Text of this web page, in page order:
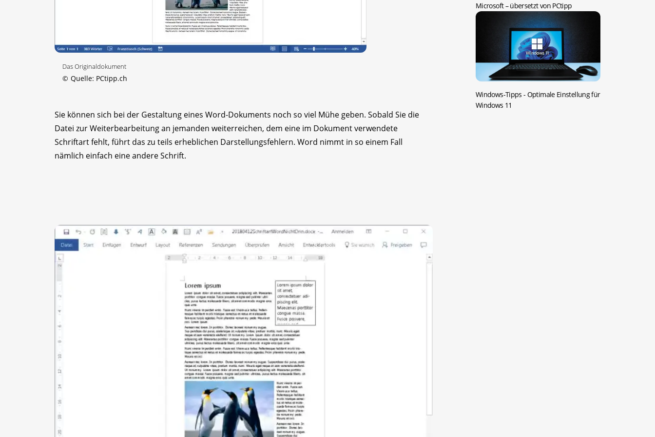
Das Originaldokument
© Quelle: PCtipp.ch
Sie können sich bei der Gestaltung eines Word-Dokuments noch so viel Mühe geben. Sobald Sie die
Datei zur Weiterbearbeitung an jemanden weiterreichen, dem eine im Dokument verwendete
Schriftart fehlt, führt das zu teils erheblichen Darstellungsfehlern. Word nimmt in so einem Fall
nämlich einfach eine andere Schrift.
Microsoft – übersetzt von PCtipp
Windows-Tipps - Optimale Einstellung für
Windows 11